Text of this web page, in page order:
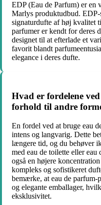
EDP (Eau de Parfum) er en
Marlys produktudbud.
signaturdufte af høj kvalitet
parfumer er kendt for deres
designet til at efterlade et
favorit blandt
elegance i deres dufte.
Hvad er fordelene
forhold til andre
En fordel ved at bruge eau
intens og langvarig. Dette
længere tid, og du behøver
med eau de toilette eller
også en højere
kompleks og sofistikeret
bemærke, at eau de
og elegante emballager,
eksklusivitet.